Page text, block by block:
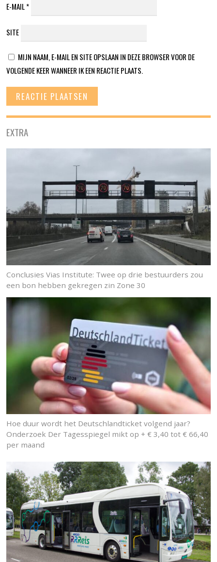
E-MAIL*
SITE
MIJN NAAM, E-MAIL EN SITE OPSLAAN IN DEZE BROWSER VOOR DE
VOLGENDE KEER WANNEER IK EEN REACTIE PLAATS.
EXTRA
Conclusies Vias Institute: Twee op drie bestuurders zou
een bon hebben gekregen zin Zone 30
Hoe duur wordt het Deutschlandticket volgend jaar?
Onderzoek Der Tagesspiegel mikt op + € 3,40 tot € 66,40
per maand